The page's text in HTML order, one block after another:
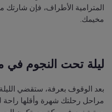
المترامية الأطراف، فإن شارتك
مخيمك.
ليلة تحت النجوم في
بعد الوقوف بعرفة، ستقضي
مراحل رحلتك شهرة وأقلها راحة